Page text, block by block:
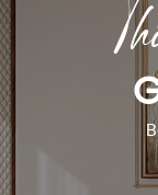
Nhảy
tới
nội
dung